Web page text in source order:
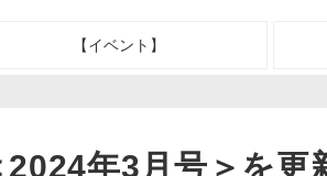
【イベント】
年3月号＞を更